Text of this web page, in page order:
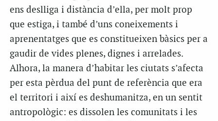
ens deslliga i distància d’ella, per molt prop
que estiga, i també d’uns coneixements i
aprenentatges que es constitueixen bàsics per a
gaudir de vides plenes, dignes i arrelades.
Alhora, la manera d’habitar les ciutats s’afecta
per esta pèrdua del punt de referència que era
el territori i així es deshumanitza, en un sentit
antropològic: es dissolen les comunitats i les